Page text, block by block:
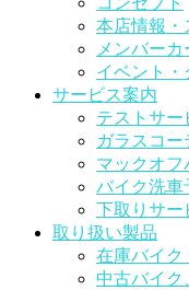
本店情報・
メンバーカ
イベント・
サービス案内
テストサー
ガラスコー
マックオフ
バイク洗車
下取りサー
取り扱い製品
在庫バイク
中古バイク